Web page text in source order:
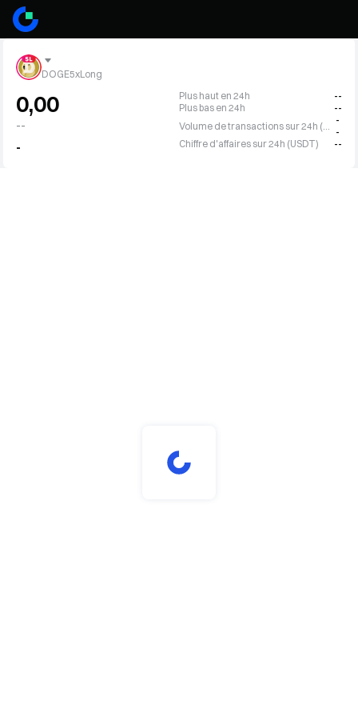
DOGE5xLong
0,00
--
-
Plus haut en 24h
--
Plus bas en 24h
--
-
-
Chiffre d'affaires sur 24h (USDT)
--